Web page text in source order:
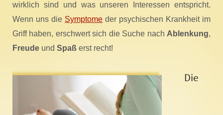
wirklich sind und was unseren Interessen entspricht.
Wenn uns die Symptome der psychischen Krankheit im
Griff haben, erschwert sich die Suche nach Ablenkung,
Freude und Spaß erst recht!
Die